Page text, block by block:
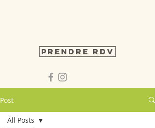
Prendre RDV
Post
All Posts